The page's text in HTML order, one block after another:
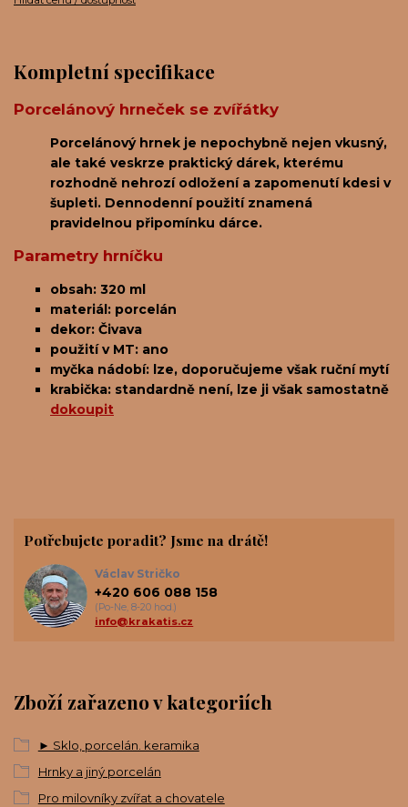
Kompletní specifikace
Porcelánový hrneček se zvířátky
Porcelánový hrnek je nepochybně nejen vkusný,
ale také veskrze praktický dárek, kterému
rozhodně nehrozí odložení a zapomenutí kdesi v
šupleti. Dennodenní použití znamená
pravidelnou připomínku dárce.
Parametry hrníčku
obsah: 320 ml
materiál: porcelán
dekor: Čivava
použití v MT: ano
myčka nádobí: lze, doporučujeme však ruční mytí
krabička: standardně není, lze ji však samostatně
dokoupit
Zboží zařazeno v kategoriích
► Sklo, porcelán. keramika
Hrnky a jiný porcelán
Pro milovníky zvířat a chovatele
Potřebujete poradit? Jsme na drátě!
Václav Stričko
+420 606 088 158
(Po-Ne, 8-20 hod.)
info@krakatis.cz